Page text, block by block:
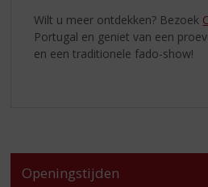
Wilt u meer ontdekken? Bezoek
Portugal en geniet van een
en een traditionele fado-show!
Openingstijden